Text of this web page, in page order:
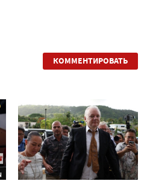
КОММЕНТИРОВАТЬ